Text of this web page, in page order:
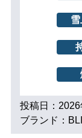
投稿日：2026
ブランド：